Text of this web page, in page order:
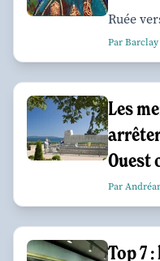
Ruée
Par
Les
Ouest
Par
Top 7